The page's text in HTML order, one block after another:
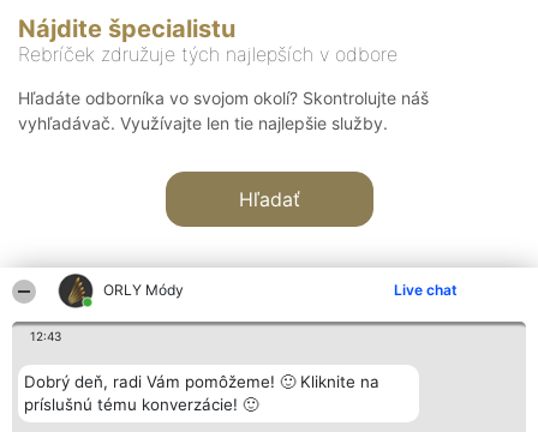
ORLY Módy Live chat
12:43
Dobrý deň, radi Vám pomôžeme! 🙂 Kliknite na
príslušnú tému konverzácie! 🙂
Nájdite špecialistu
Rebríček združuje tých najlepších v odbore
Hľadáte odborníka vo svojom okolí? Skontrolujte náš
vyhľadávač. Využívajte len tie najlepšie služby.
Hľadať
Organizátor hodnotenia
Bright Side Solutions sp. z o.
o. sp. k.
Hodnotenie
Laureáti
Lista
Kontakt
Kontakt